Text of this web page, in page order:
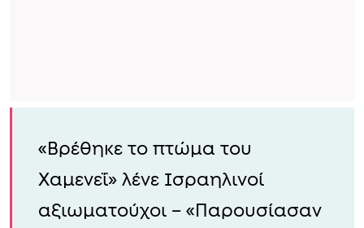
«Βρέθηκε το πτώμα του
Χαμενεΐ» λένε Ισραηλινοί
αξιωματούχοι – «Παρουσίασαν